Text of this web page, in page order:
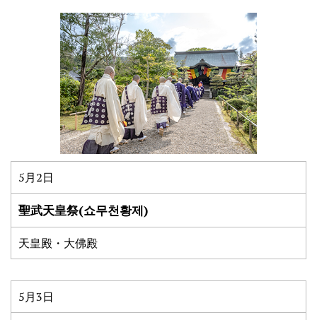
5月2日
聖武天皇祭(쇼무천황제)
天皇殿・大佛殿
5月3日